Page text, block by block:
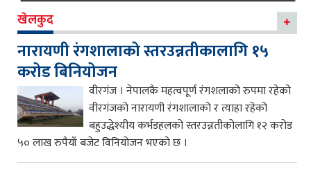
खेलकुद
नारायणी रंगशालाको स्तरउन्नतीकालागि १५
करोड बिनियोजन
वीरगंज । नेपालकै महत्वपूर्ण रंगशलाको रुपमा रहेको
वीरगंजको नारायणी रंगशालाको र त्याहा रहेको
बहुउद्धेश्यीय कर्भडहलको स्तरउन्नतीकोलागि १२ करोड
५० लाख रुपैयाँ बजेट विनियोजन भएको छ ।